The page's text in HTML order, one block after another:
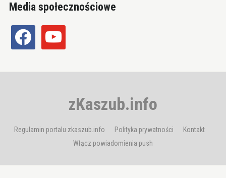
Media społecznościowe
facebook youtube
zKaszub.info
Regulamin portalu zkaszub.info Polityka prywatności
Kontakt
Włącz powiadomienia push